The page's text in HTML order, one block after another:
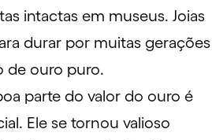
intactas em museus. Joias
durar por muitas gerações
de ouro puro.
parte do valor do ouro é
Ele se tornou valioso